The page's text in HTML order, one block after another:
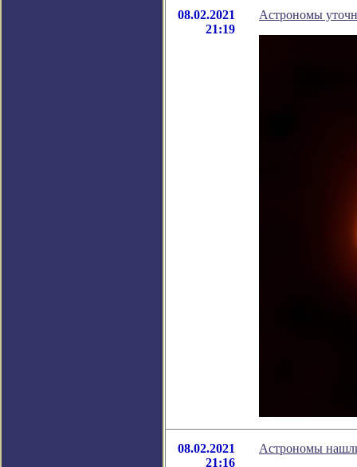
08.02.2021
21:19
Астрономы
08.02.2021
21:16
Астрономы